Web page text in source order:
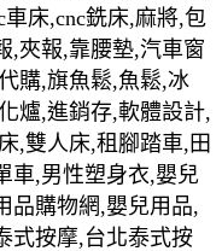
床,cnc銑床,麻將,包
,夾報,靠腰墊,汽車窗
購,旗魚鬆,魚鬆,冰
爐,進銷存,軟體設計,
,雙人床,租腳踏車,田
車,男性塑身衣,嬰兒
品購物網,嬰兒用品,
式按摩,台北泰式按